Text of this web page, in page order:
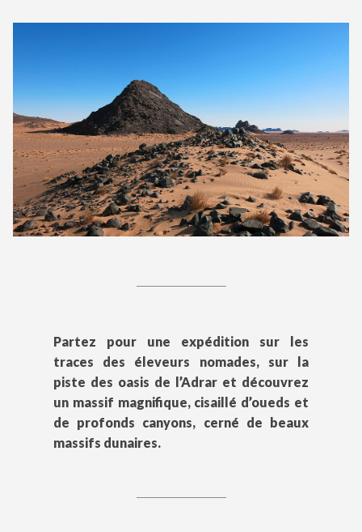
Partez pour une expédition sur les
traces des éleveurs nomades, sur la
piste des oasis de l’Adrar et découvrez
un massif magnifique, cisaillé d’oueds et
de profonds canyons, cerné de beaux
massifs dunaires.